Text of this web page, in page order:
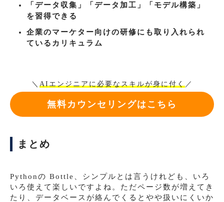
「データ収集」「データ加工」「モデル構築」
を習得できる
企業のマーケター向けの研修にも取り入れられ
ているカリキュラム
＼ AIエンジニアに必要なスキルが身に付く ／
無料カウンセリングはこちら
まとめ
Pythonの Bottle、シンプルとは言うけれども、いろ
いろ使えて楽しいですよね。ただページ数が増えてき
たり、データベースが絡んでくるとやや扱いにくいか